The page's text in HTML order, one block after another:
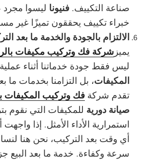
صناعة التكييف. فنيونا ليسوا مجرد
خبراء تكييف يحققون تميزًا غير
الالتزام بالجودة والخدمة ما بعد
يميز شركة فك وتركيب مكيفات
ليس فقط جودة خدماتنا أثناء عملية
المكيفات، بل التزامنا بخدمات ما
تقدم شركة فك وتركيب المكيفات
صيانة دورية للمكيفات التي نقوم
استمرارية الأداء الأمثل. إذا
أي وقت بعد التركيب، نحن هنا
سرعة وكفاءة. خدمة ما بعد البيع